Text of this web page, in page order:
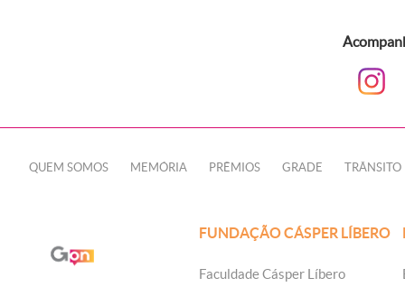
QUEM SOMOS MEMÓRIA PRÊMIOS GRADE TRÂNSITO
FUNDAÇÃO CÁSPER LÍBERO
Faculdade Cásper Líbero